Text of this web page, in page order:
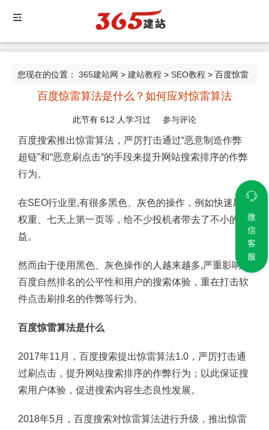
您现在的位置： 365建站网 > 建站教程 > SEO教程 > 百度惊雷
算法是什么？如何应对惊雷算法
百度惊雷算法是什么？如何应对惊雷算法
此节有 612 人学习过 参与评论
百度搜索推出惊雷算法，严厉打击通过“恶意制造作弊
超链”和“恶意刷点击“的手段来提升网站搜索排序的作弊
行为。
在SEO行业里,有很多黑色、灰色的操作，例如快速刷
权重、七天上第一页等，给不少投机者带去了不小的收
益。
然而由于使用黑色、灰色操作的人越来越多,严重影响了
百度自然排名的公平性和用户的搜索体验，重在打击软
件点击刷排名的作弊等行为。
百度惊雷算法是什么
2017年11月，百度搜索提出惊雷算法1.0，严厉打击通
过刷点击，提升网站搜索排序的作弊行为；以此保证搜
索用户体验，促进搜索内容生态良性发展。
2018年5月，百度搜索对惊雷算法进行升级，推出惊雷
微
信
客
服